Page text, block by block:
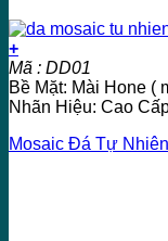
+
Mã : DD01
Bề Mặt: Mài Hone (
Nhãn Hiệu: Cao
Mosaic Đá Tự